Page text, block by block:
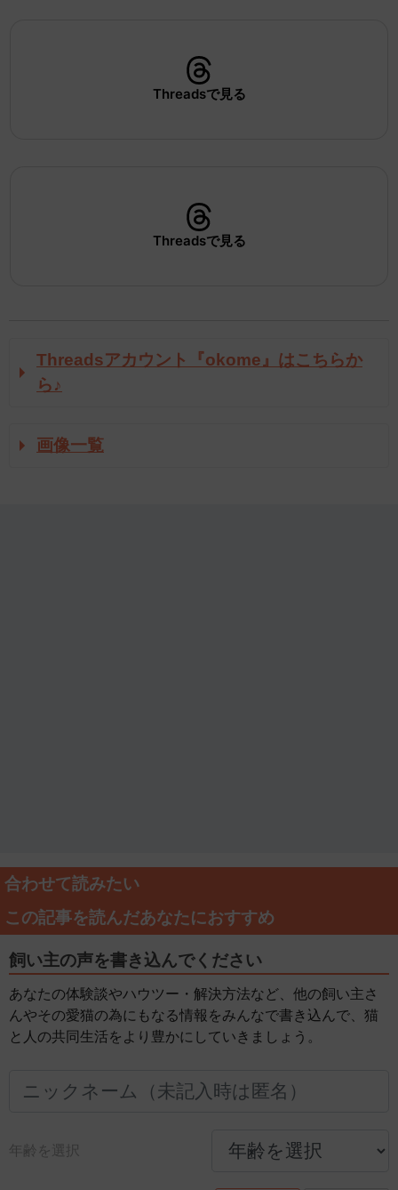
Threadsで見る
Threadsで見る
Threadsアカウント『okome』はこちらか
ら♪
画像一覧
合わせて読みたい
この記事を読んだあなたにおすすめ
飼い主の声を書き込んでください
あなたの体験談やハウツー・解決方法など、他の飼い主さ
んやその愛猫の為にもなる情報をみんなで書き込んで、猫
と人の共同生活をより豊かにしていきましょう。
年齢を選択